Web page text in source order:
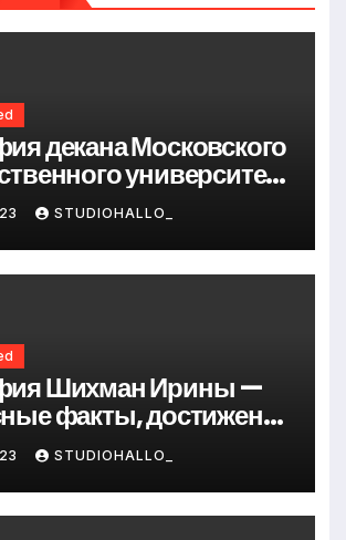
декана Московского
университета
— от студента
STUDIOHALLO_
Шихман Ирины —
факты, достижения
STUDIOHALLO_